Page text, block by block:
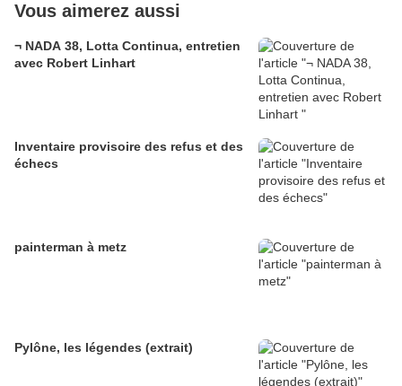
Vous aimerez aussi
¬ NADA 38, Lotta Continua, entretien
avec Robert Linhart
Inventaire provisoire des refus et des
échecs
painterman à metz
Pylône, les légendes (extrait)